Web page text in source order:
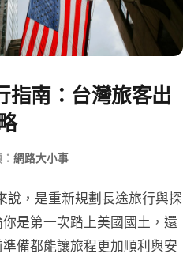
南：台灣旅客出
網路大小事
說，是重新規劃長途旅行與探
是第一次踏上美國國土，還
備都能讓旅程更加順利與安